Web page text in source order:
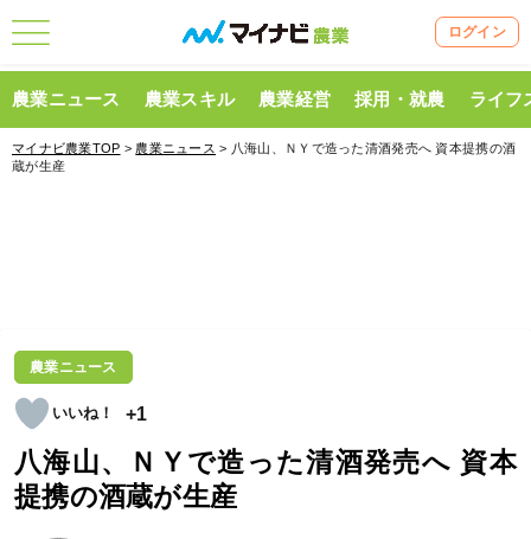
ログイン
農業ニュース 農業スキル 農業経営 採用・就農 ライフ
マイナビ農業TOP > 農業ニュース > 八海山、ＮＹで造った清酒発売へ 資本提携の酒
蔵が生産
農業ニュース
+1
八海山、ＮＹで造った清酒発売へ 資本
提携の酒蔵が生産